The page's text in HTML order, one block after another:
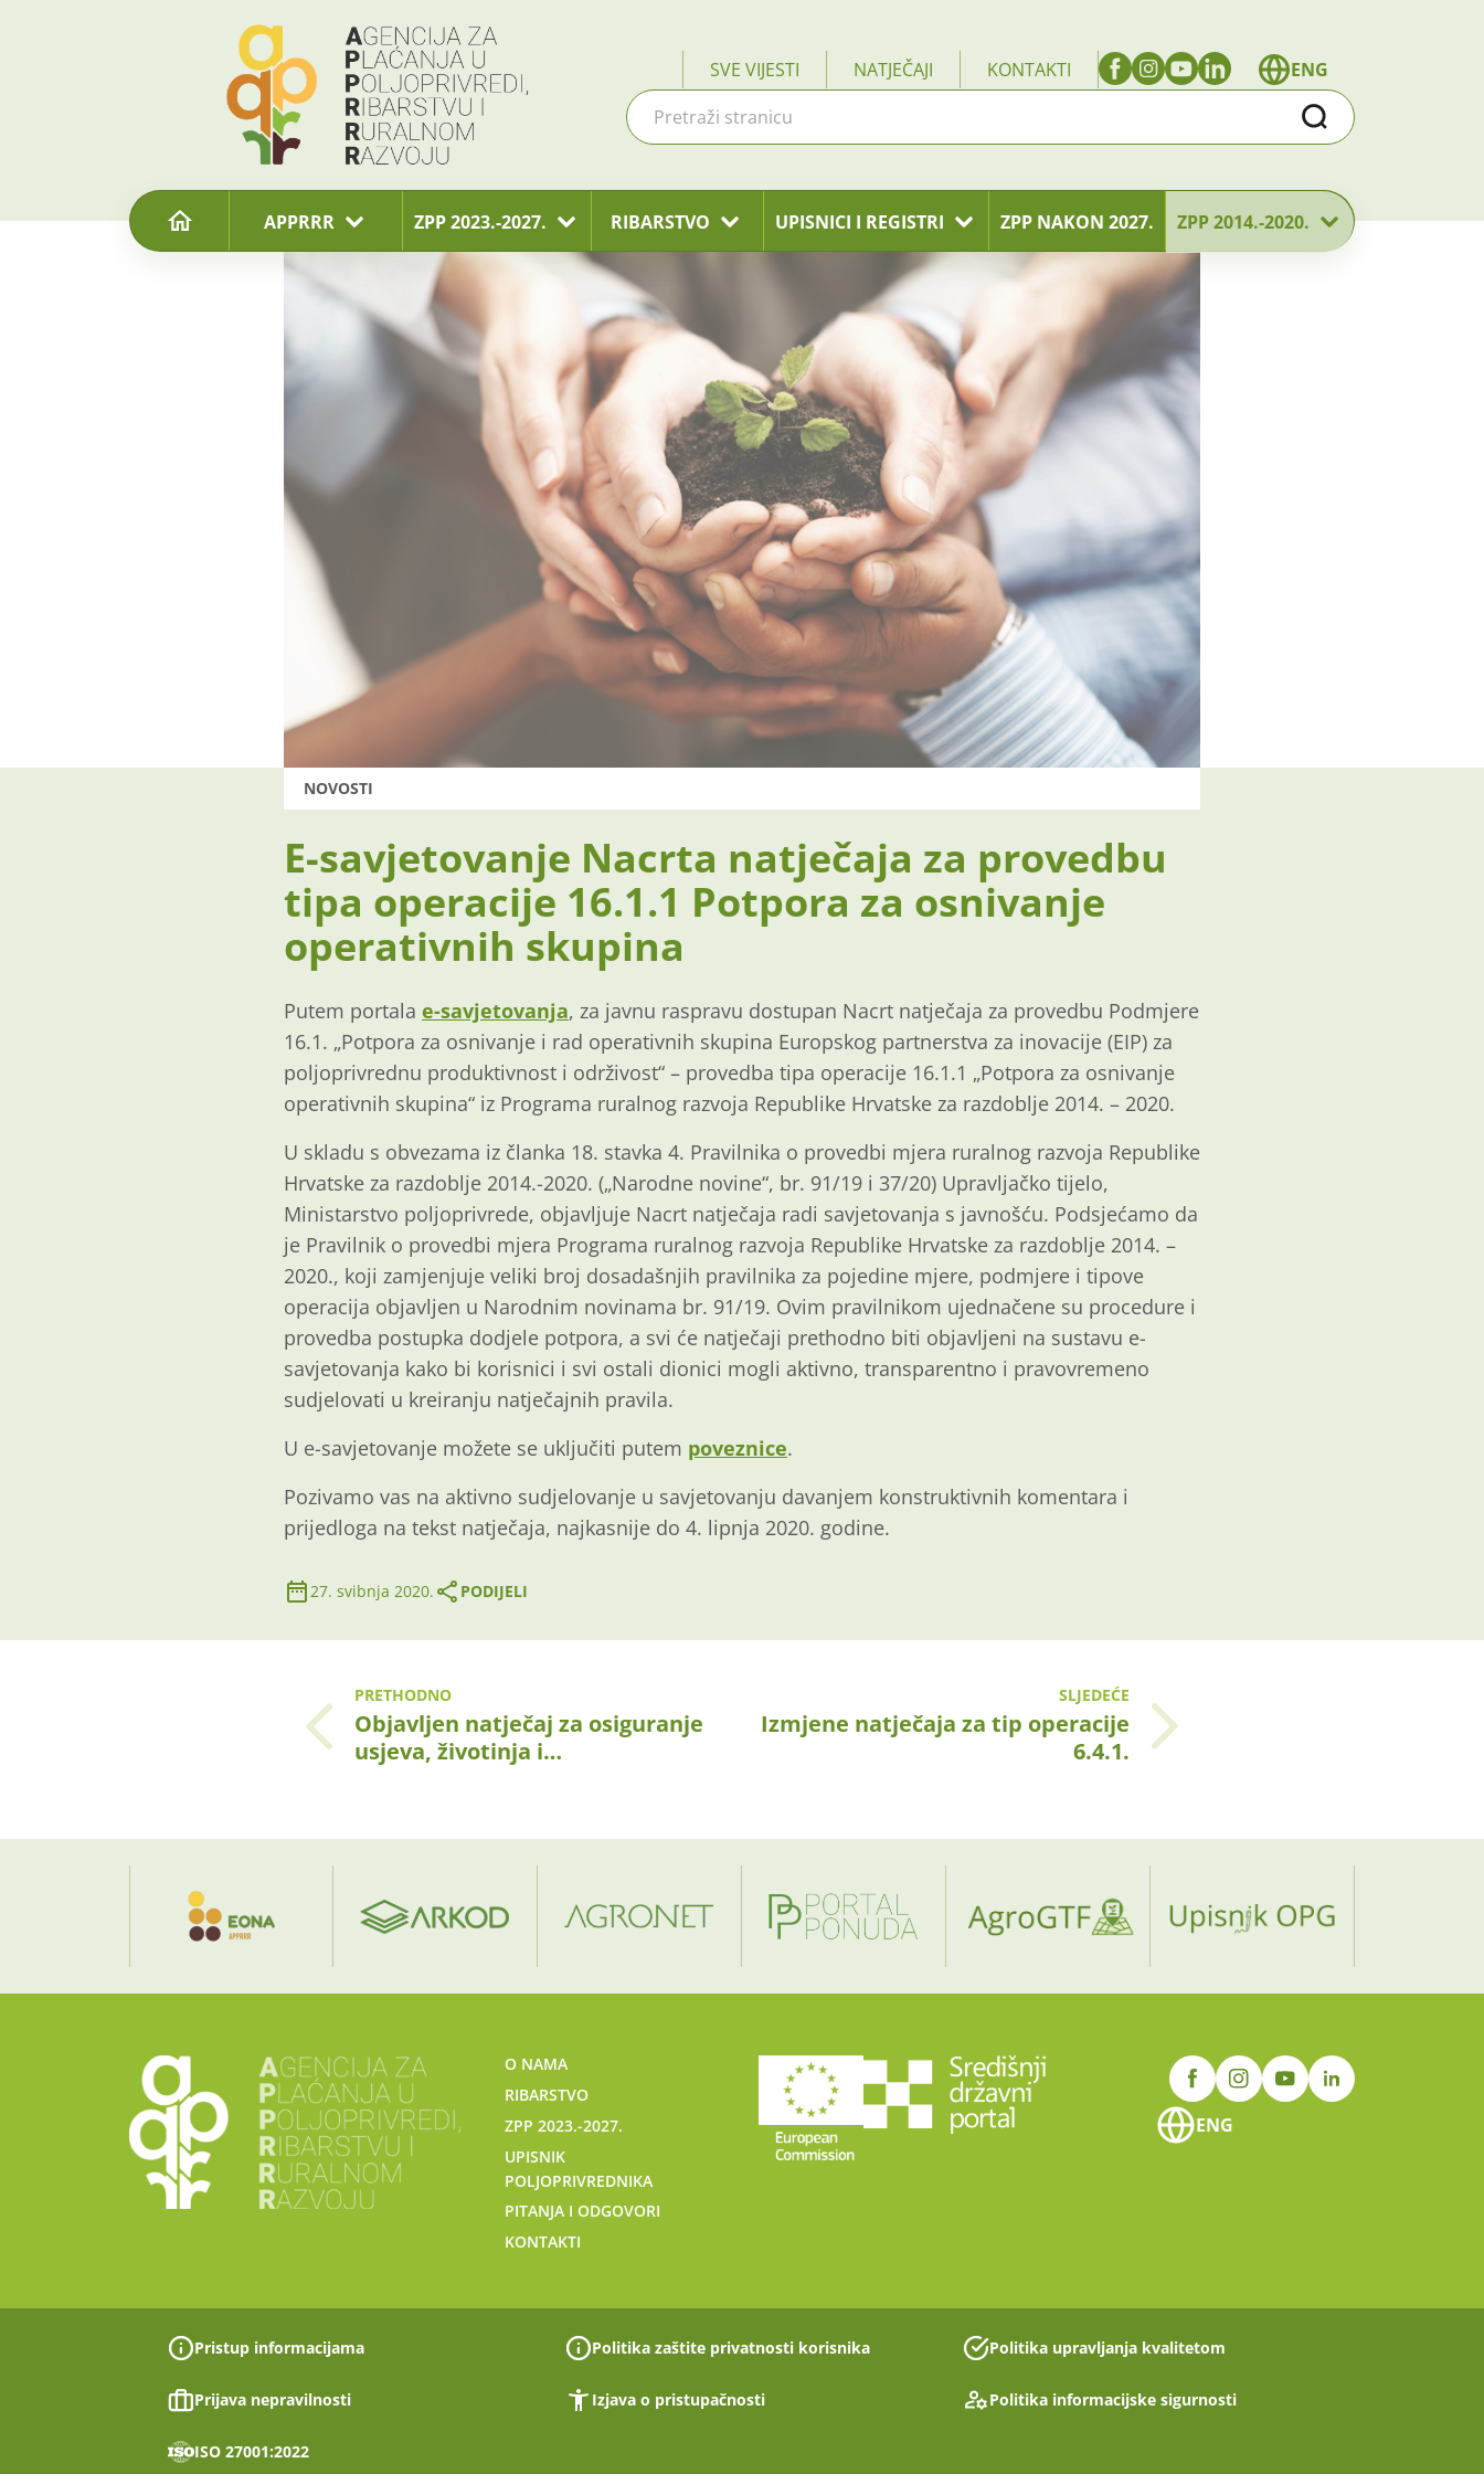
SVE VIJESTI NATJEČAJI KONTAKTI
ENG
Traži
APPRRR ZPP 2023.-2027. RIBARSTVO UPISNICI I REGISTRI ZPP NAKON 2027. ZPP 2014.-2020.
NOVOSTI
E-savjetovanje Nacrta natječaja za provedbu
tipa operacije 16.1.1 Potpora za osnivanje
operativnih skupina
Putem portala e-savjetovanja, za javnu raspravu dostupan Nacrt natječaja za provedbu Podmjere
16.1. „Potpora za osnivanje i rad operativnih skupina Europskog partnerstva za inovacije (EIP) za
poljoprivrednu produktivnost i održivost“ – provedba tipa operacije 16.1.1 „Potpora za osnivanje
operativnih skupina“ iz Programa ruralnog razvoja Republike Hrvatske za razdoblje 2014. – 2020.
U skladu s obvezama iz članka 18. stavka 4. Pravilnika o provedbi mjera ruralnog razvoja Republike
Hrvatske za razdoblje 2014.-2020. („Narodne novine“, br. 91/19 i 37/20) Upravljačko tijelo,
Ministarstvo poljoprivrede, objavljuje Nacrt natječaja radi savjetovanja s javnošću. Podsjećamo da
je Pravilnik o provedbi mjera Programa ruralnog razvoja Republike Hrvatske za razdoblje 2014. –
2020., koji zamjenjuje veliki broj dosadašnjih pravilnika za pojedine mjere, podmjere i tipove
operacija objavljen u Narodnim novinama br. 91/19. Ovim pravilnikom ujednačene su procedure i
provedba postupka dodjele potpora, a svi će natječaji prethodno biti objavljeni na sustavu e-
savjetovanja kako bi korisnici i svi ostali dionici mogli aktivno, transparentno i pravovremeno
sudjelovati u kreiranju natječajnih pravila.
U e-savjetovanje možete se uključiti putem poveznice.
Pozivamo vas na aktivno sudjelovanje u savjetovanju davanjem konstruktivnih komentara i
prijedloga na tekst natječaja, najkasnije do 4. lipnja 2020. godine.
27. svibnja 2020. PODIJELI
PRETHODNO
Objavljen natječaj za osiguranje
usjeva, životinja i…
SLJEDEĆE
Izmjene natječaja za tip operacije
6.4.1.
O NAMA
RIBARSTVO
ZPP 2023.-2027.
UPISNIK
POLJOPRIVREDNIKA
PITANJA I ODGOVORI
KONTAKTI
ENG
Pristup informacijama Politika zaštite privatnosti korisnika Politika upravljanja kvalitetom
Prijava nepravilnosti Izjava o pristupačnosti Politika informacijske sigurnosti
ISO 27001:2022